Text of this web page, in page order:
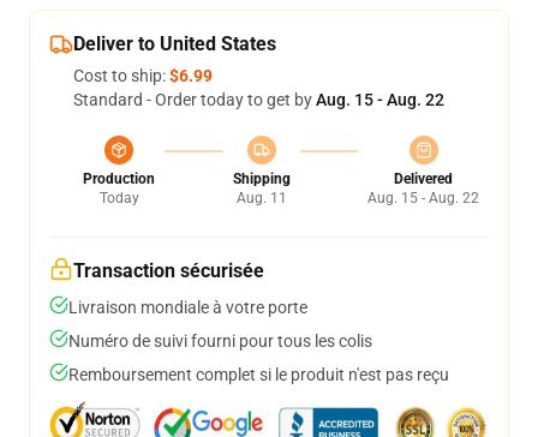
Deliver to United States
Cost to ship:$6.99
Standard - Order today to get byAug. 15 - Aug. 22
Production
Today
Shipping
Aug. 11
Delivered
Aug. 15 - Aug. 22
Transaction sécurisée
Livraison mondiale à votre porte
Numéro de suivi fourni pour tous les colis
Remboursement complet si le produit n'est pas reçu